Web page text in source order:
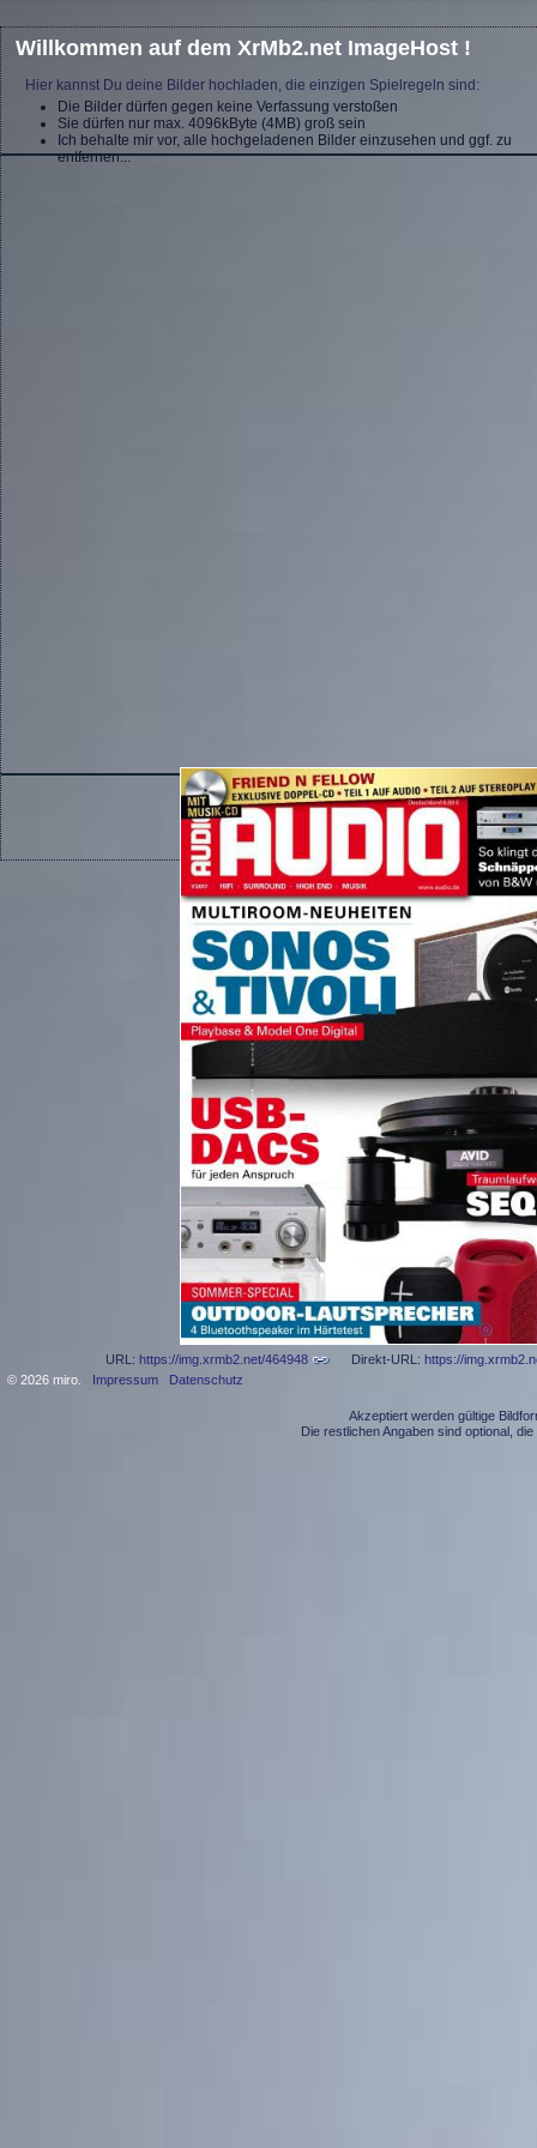
Willkommen auf dem XrMb2.net ImageHost !
Hier kannst Du deine Bilder hochladen, die einzigen Spielregeln sind:
Die Bilder dürfen gegen keine Verfassung verstoßen
Sie dürfen nur max. 4096kByte (4MB) groß sein
Ich behalte mir vor, alle hochgeladenen Bilder einzusehen und ggf. zu
entfernen...
URL: https://img.xrmb2.net/464948 Direkt-URL: https://
© 2026 miro. Impressum Datenschutz
Akzeptiert werden gültige
Die restlichen Angaben sind optional,